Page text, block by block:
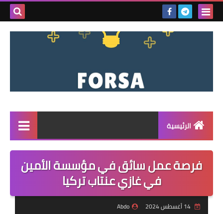
بحث
الرئيسية
القائمة
مناقصات
فرص عمل داخل سوريا
فرصة عمل سائق في مؤسسة الأمين
في غازي عنتاب تركيا
14 أغسطس 2024
Abdo